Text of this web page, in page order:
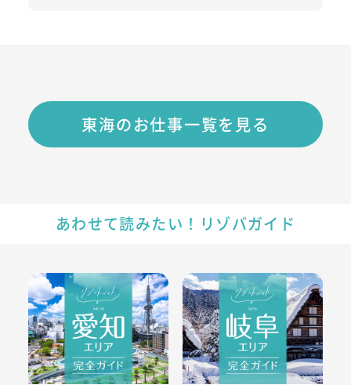
東海のお仕事一覧を見る
あわせて読みたい！リゾバガイド
愛知県のリゾートバイト・エリア情報岐阜県のリゾートバイト・エリ